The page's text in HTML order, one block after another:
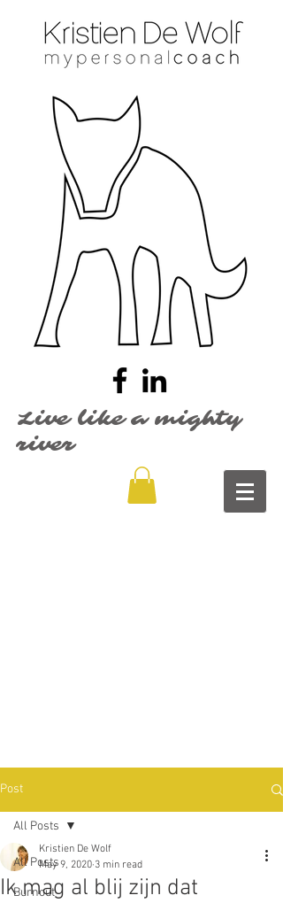
Live like a mighty
river
Post
All Posts
Burnout
All Posts
Ik mag al blij zijn dat
Kristien De Wolf
May 9, 2020 3 min read